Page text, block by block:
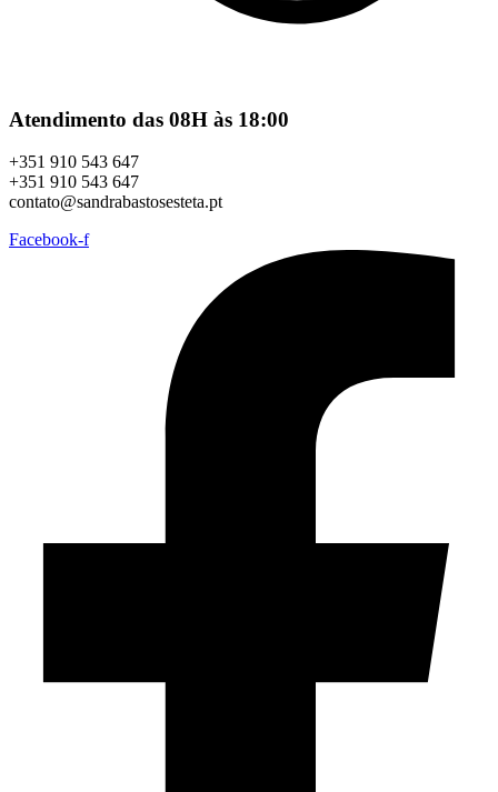
Atendimento das 08H às 18:00
+351 910 543 647
+351 910 543 647
contato@sandrabastosesteta.pt
Facebook-f